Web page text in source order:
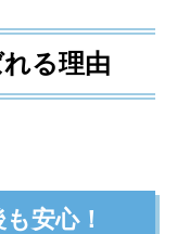
る理由
安心！